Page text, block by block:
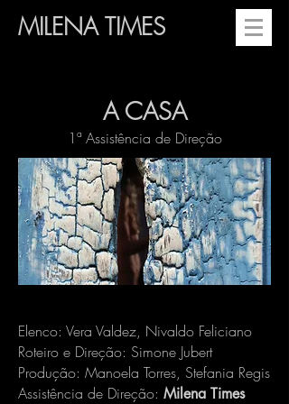
MILENA TIMES
A CASA
1ª Assistência de Direção
Elenco: Vera Valdez, Nivaldo Feliciano
Roteiro e Direção: Simone Jubert
Produção: Manoela Torres, Stefania Regis
Assistência de Direção: Milena Times